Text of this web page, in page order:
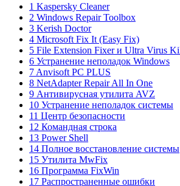
1 Kaspersky Cleaner
2 Windows Repair Toolbox
3 Kerish Doctor
4 Microsoft Fix It (Easy Fix)
5 File Extension Fixer и Ultra Virus
6 Устранение неполадок Windows
7 Anvisoft PC PLUS
8 NetAdapter Repair All In One
9 Антивирусная утилита AVZ
10 Устранение неполадок системы
11 Центр безопасности
12 Командная строка
13 Power Shell
14 Полное восстановление системы
15 Утилита MwFix
16 Программа FixWin
17 Распространенные ошибки